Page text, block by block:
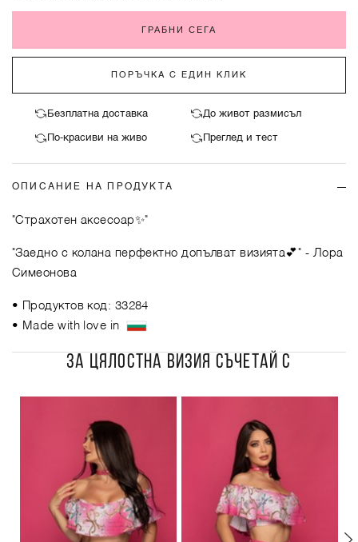
ГРАБНИ СЕГА
ПОРЪЧКА С ЕДИН КЛИК
Безплатна доставка До живот размисъл
По-красиви на живо Преглед и тест
ОПИСАНИЕ НА ПРОДУКТА
"Страхотен аксесоар✨"
"Заедно с колана перфектно допълват визията💕" - Лора
Симеонова
• Продуктов код: 33284
• Made with love in
ЗА ЦЯЛОСТНА ВИЗИЯ СЪЧЕТАЙ С